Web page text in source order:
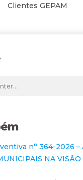
Clientes GEPAM
n° 364-2026 –
NA VISÃO